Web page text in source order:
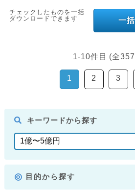
一
チェックしたものを一括
ダウンロードできます
1-10件目 (全
1 2 3
キーワードから探す
目的から探す